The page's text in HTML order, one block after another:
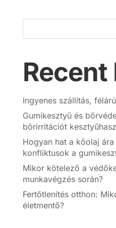
Recent
Ingyenes szállítás,
Gumikesztyű és
bőrirritációt
Hogyan hat a kőolaj
konfliktusok a
Mikor kötelező a
munkavégzés során?
Fertőtlenítés otthon:
életmentő?